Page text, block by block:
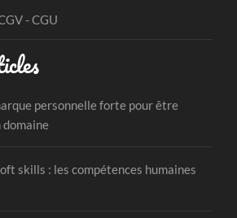
- CGU
personnelle forte pour être
domaine
skills : les compétences humaines